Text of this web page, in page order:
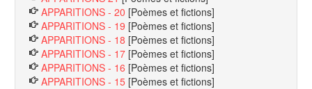
APPARITIONS - 20 [Poèmes et fictions]
APPARITIONS - 19 [Poèmes et fictions]
APPARITIONS - 18 [Poèmes et fictions]
APPARITIONS - 17 [Poèmes et fictions]
APPARITIONS - 16 [Poèmes et fictions]
APPARITIONS - 15 [Poèmes et fictions]